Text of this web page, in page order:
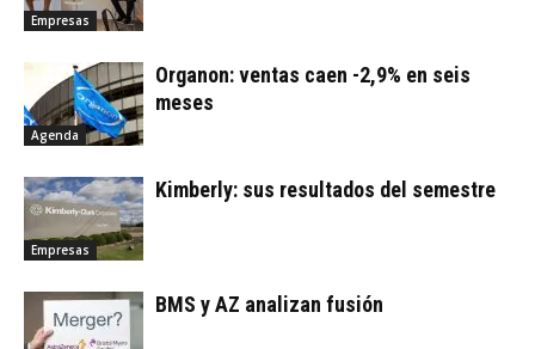
Empresas
Agenda
Organon: ventas caen -2,9% en seis
meses
Empresas
Kimberly: sus resultados del semestre
BMS y AZ analizan fusión